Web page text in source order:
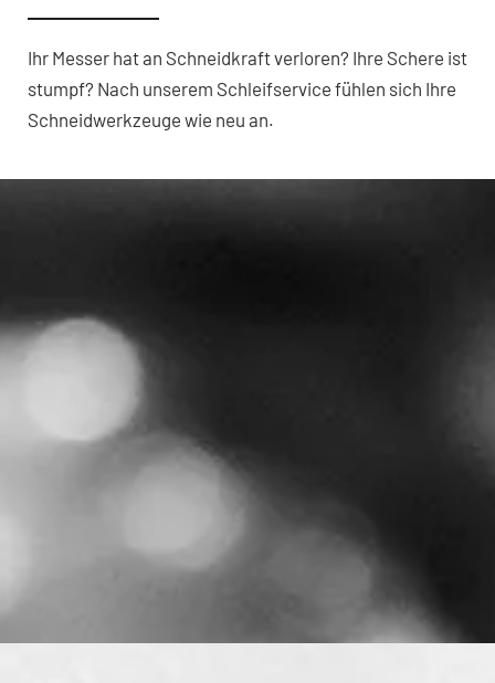
Ihr Messer hat an Schneidkraft verloren? Ihre Schere ist
stumpf? Nach unserem Schleifservice fühlen sich Ihre
Schneidwerkzeuge wie neu an.